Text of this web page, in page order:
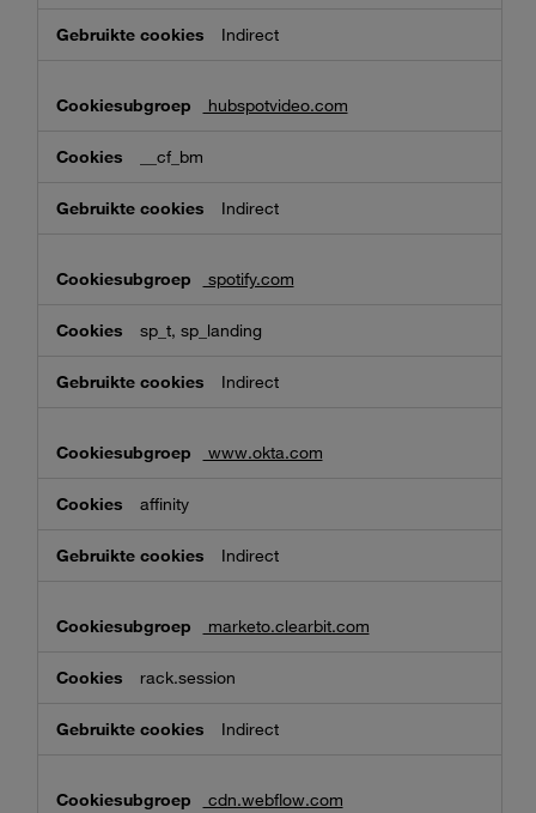
Indirect
hubspotvideo.com
__cf_bm
Indirect
spotify.com
sp_t, sp_landing
Indirect
www.okta.com
affinity
Indirect
marketo.clearbit.com
rack.session
Indirect
cdn.webflow.com